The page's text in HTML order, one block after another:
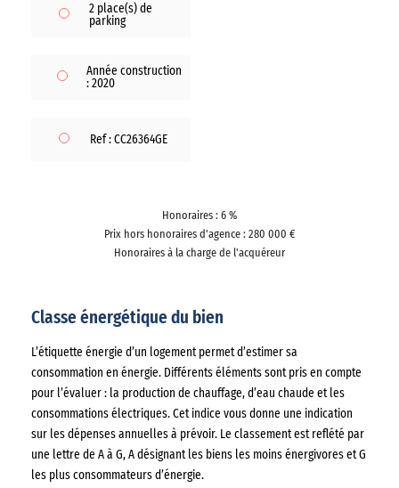
2 place(s) de
parking
Année construction
: 2020
Ref : CC26364GE
Honoraires : 6 %
Prix hors honoraires d'agence : 280 000 €
Honoraires à la charge de l'acquéreur
Classe énergétique du bien
L’étiquette énergie d’un logement permet d’estimer sa
consommation en énergie. Différents éléments sont pris en compte
pour l’évaluer : la production de chauffage, d’eau chaude et les
consommations électriques. Cet indice vous donne une indication
sur les dépenses annuelles à prévoir. Le classement est reflété par
une lettre de A à G, A désignant les biens les moins énergivores et G
les plus consommateurs d’énergie.